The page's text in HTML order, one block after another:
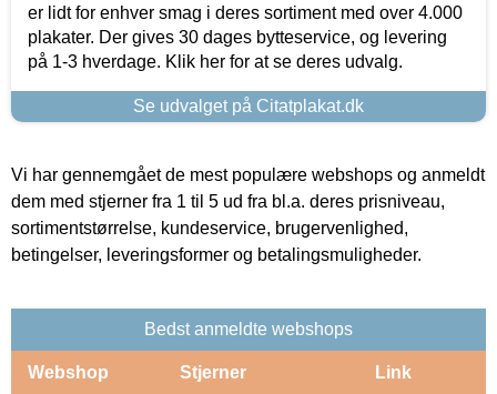
er lidt for enhver smag i deres sortiment med over 4.000
plakater. Der gives 30 dages bytteservice, og levering
på 1-3 hverdage. Klik her for at se deres udvalg.
Se udvalget på Citatplakat.dk
Vi har gennemgået de mest populære webshops og anmeldt
dem med stjerner fra 1 til 5 ud fra bl.a. deres prisniveau,
sortimentstørrelse, kundeservice, brugervenlighed,
betingelser, leveringsformer og betalingsmuligheder.
Bedst anmeldte webshops
Webshop Stjerner Link